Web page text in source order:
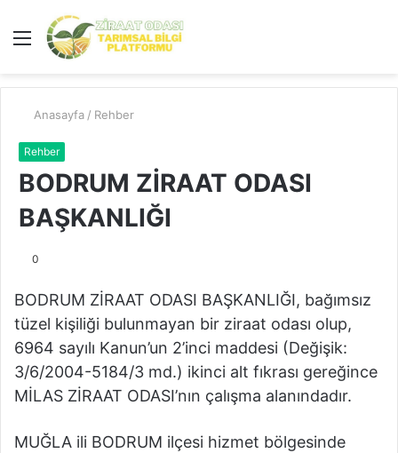
Menü
...
Anasayfa / Rehber
Rehber
BODRUM ZİRAAT ODASI
BAŞKANLIĞI
0
BODRUM ZİRAAT ODASI BAŞKANLIĞI, bağımsız
tüzel kişiliği bulunmayan bir ziraat odası olup,
6964 sayılı Kanun’un 2’inci maddesi (Değişik:
3/6/2004-5184/3 md.) ikinci alt fıkrası gereğince
MİLAS ZİRAAT ODASI’nın çalışma alanındadır.
MUĞLA ili BODRUM ilçesi hizmet bölgesinde